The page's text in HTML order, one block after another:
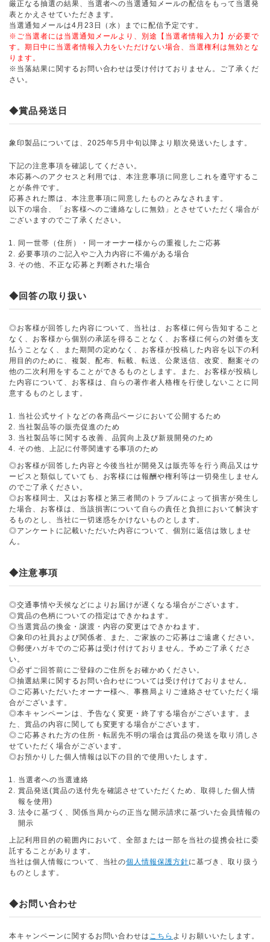
厳正なる抽選の結果、当選者への当選通知メールの配信をもって当選発
表とかえさせていただきます。
当選通知メールは4月23日（水）までに配信予定です。
※ご当選者には当選通知メールより、別途【当選者情報入力】が必要で
す。期日中に当選者情報入力をいただけない場合、当選権利は無効とな
ります。
※当落結果に関するお問い合わせは受け付けておりません。ご了承くだ
さい。
◆賞品発送日
象印製品については、2025年5月中旬以降より順次発送いたします。
下記の注意事項を確認してください。
本応募へのアクセスと利用では、本注意事項に同意しこれを遵守するこ
とが条件です。
応募された際は、本注意事項に同意したものとみなされます。
以下の場合、「お客様へのご連絡なしに無効」とさせていただく場合が
ございますのでご了承ください。
同一世帯（住所）・同一オーナー様からの重複したご応募
必要事項のご記入やご入力内容に不備がある場合
その他、不正な応募と判断された場合
◆回答の取り扱い
◎お客様が回答した内容について、当社は、お客様に何ら告知すること
なく、お客様から個別の承諾を得ることなく、お客様に何らの対価を支
払うことなく、また期間の定めなく、お客様が投稿した内容を以下の利
用目的のために、複製、配布、転載、転送、公衆送信、改変、翻案その
他の二次利用をすることができるものとします。また、お客様が投稿し
た内容について、お客様は、自らの著作者人格権を行使しないことに同
意するものとします。
当社公式サイトなどの各商品ページにおいて公開するため
当社製品等の販売促進のため
当社製品等に関する改善、品質向上及び新規開発のため
その他、上記に付帯関連する事項のため
◎お客様が回答した内容と今後当社が開発又は販売等を行う商品又はサ
ービスと類似していても、お客様には報酬や権利等は一切発生しません
のでご了承ください。
◎お客様同士、又はお客様と第三者間のトラブルによって損害が発生し
た場合、お客様は、当該損害について自らの責任と負担において解決す
るものとし、当社に一切迷惑をかけないものとします。
◎アンケートに記載いただいた内容について、個別に返信は致しませ
ん。
◆注意事項
◎交通事情や天候などによりお届けが遅くなる場合がございます。
◎賞品の色柄についての指定はできかねます。
◎当選賞品の換金・譲渡・内容の変更はできかねます。
◎象印の社員および関係者、また、ご家族のご応募はご遠慮ください。
◎郵便ハガキでのご応募は受け付けておりません。予めご了承くださ
い。
◎必ずご回答前にご登録のご住所をお確かめください。
◎抽選結果に関するお問い合わせについては受け付けておりません。
◎ご応募いただいたオーナー様へ、事務局よりご連絡させていただく場
合がございます。
◎本キャンペーンは、予告なく変更・終了する場合がございます。ま
た、賞品の内容に関しても変更する場合がございます。
◎ご応募された方の住所・転居先不明の場合は賞品の発送を取り消しさ
せていただく場合がございます。
◎お預かりした個人情報は以下の目的で使用いたします。
当選者への当選連絡
賞品発送(賞品の送付先を確認させていただくため、取得した個人情
報を使用)
法令に基づく、関係当局からの正当な開示請求に基づいた会員情報の
開示
上記利用目的の範囲内において、全部または一部を当社の提携会社に委
託することがあります。
当社は個人情報について、当社の個人情報保護方針に基づき、取り扱う
ものとします。
◆お問い合わせ
本キャンペーンに関するお問い合わせは こちら よりお願いいたします。